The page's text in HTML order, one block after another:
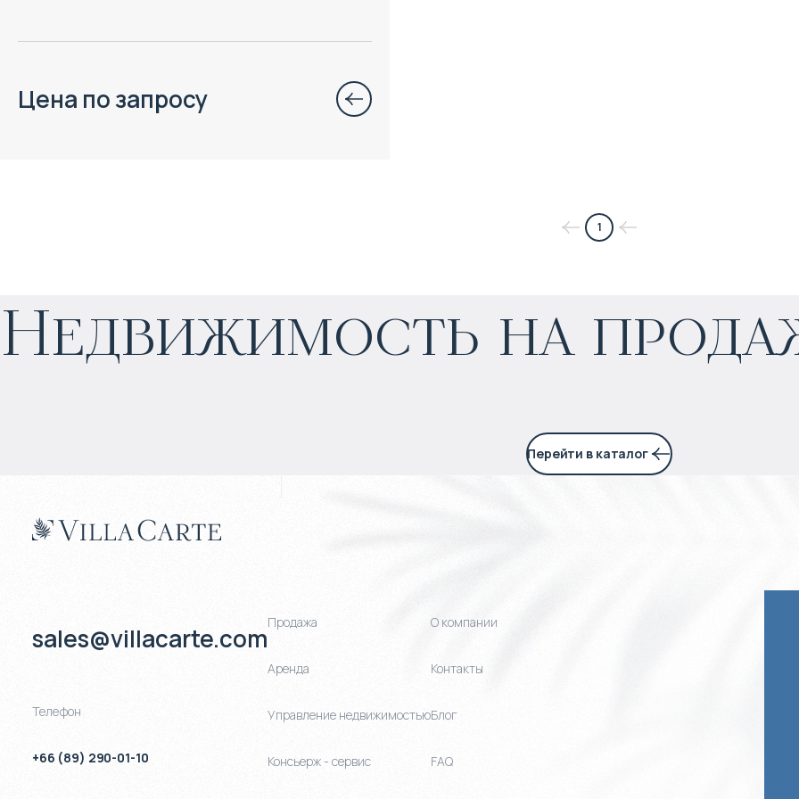
Цена по запросу
1
Недвижимость на
Прогнозируемый доход
4% годовых 6% годовых
Перейти в каталог
sales@villacarte.com
Телефон
+66 (89) 290-01-10
Продажа
Аренда
Управление недвижимостью
Консьерж - сервис
О компании
Контакты
Блог
FAQ